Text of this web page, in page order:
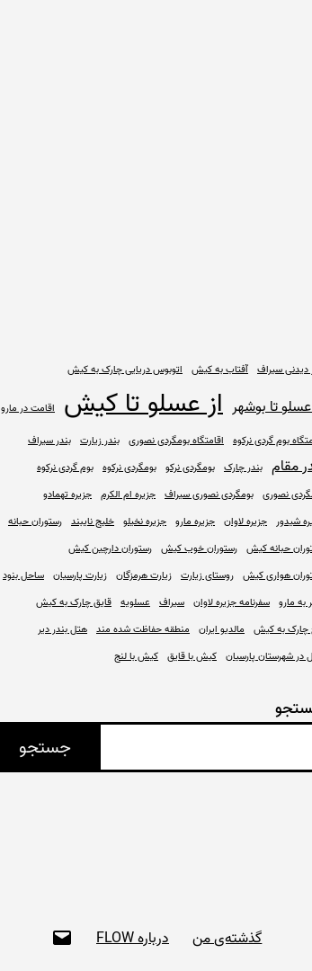
دیدنی سیراف آفتاب به کیش اتوبوس دریایی چارک به کیش
عسلو تا بوشهر از عسلو تا کیش اقامت در مارو
بوم گردی نرکوه اقامتگاه بومگردی نصوری بندر زیارت بندر سیراف
مقام بندر چارک بومگردی نرکو بومگردی نرکوه بوم گردی نرکوه
نصوری بومگردی نصوری سیراف جزیره ام الکرم جزیره تهمادو
شیدور جزیره لاوان جزیره مارو جزیره نخیلو خلیج نایبند رستوران حبانه
حبانه کیش رستوران خوب کیش رستوران دارچین کیش
هواری کیش روستای زیارت زیارت هرمزگان زیارت پارسیان ساحل بنود
به مارو سفرنامه جزیره لاوان سیراف عسلویه قایق چارک به کیش
چارک به کیش مالدیو ایران منطقه حفاظت شده مند هتل بندر دیر
در شهرستان پارسیان کیش با قایق کیش با لنج
جستجو
گذشته‌ی من درباره FLOW